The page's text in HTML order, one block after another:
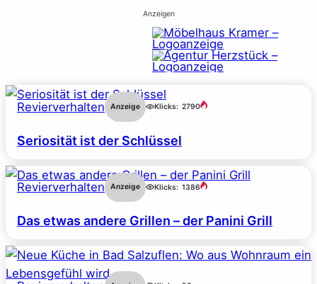
Anzeigen
Revierverhalten Anzeige Klicks: 2790
Seriosität ist der Schlüssel
Revierverhalten Anzeige Klicks: 1386
Das etwas andere Grillen – der Panini Grill